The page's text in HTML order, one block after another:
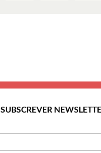
SUBSCREVER